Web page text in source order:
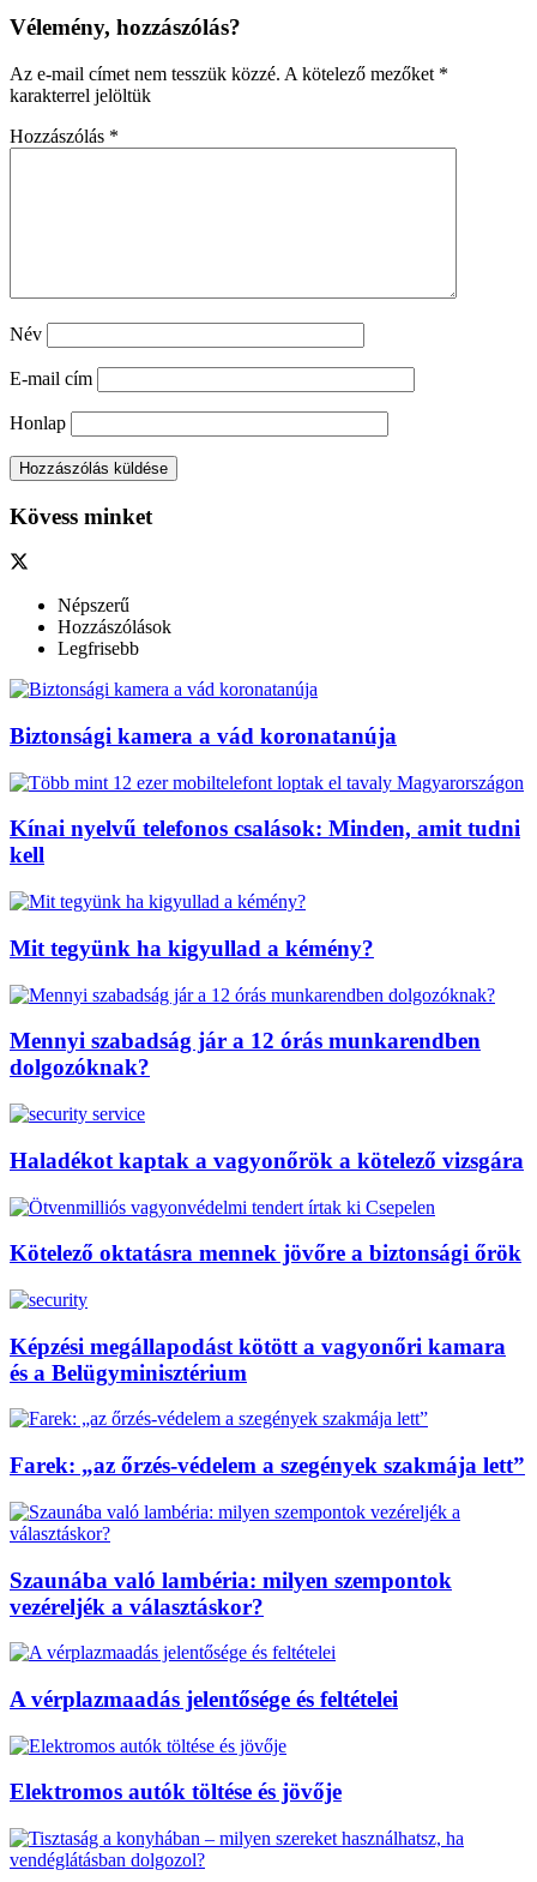
Vélemény, hozzászólás?
Az e-mail címet nem tesszük közzé. A kötelező mezőket *
karakterrel jelöltük
Hozzászólás *
Név
E-mail cím
Honlap
Kövess minket
Népszerű
Hozzászólások
Legfrisebb
Biztonsági kamera a vád koronatanúja
Kínai nyelvű telefonos csalások: Minden, amit tudni
kell
Mit tegyünk ha kigyullad a kémény?
Mennyi szabadság jár a 12 órás munkarendben
dolgozóknak?
Haladékot kaptak a vagyonőrök a kötelező vizsgára
Kötelező oktatásra mennek jövőre a biztonsági őrök
Képzési megállapodást kötött a vagyonőri kamara
és a Belügyminisztérium
Farek: „az őrzés-védelem a szegények szakmája lett”
Szaunába való lambéria: milyen szempontok
vezéreljék a választáskor?
A vérplazmaadás jelentősége és feltételei
Elektromos autók töltése és jövője